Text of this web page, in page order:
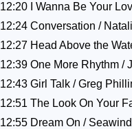
12:20 I Wanna Be Your
12:24 Conversation /
12:27 Head Above the
12:39 One More Rhythm /
12:43 Girl Talk / Greg
12:51 The Look On Your
12:55 Dream On / Seawind